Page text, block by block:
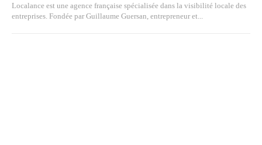
Localance est une agence française spécialisée dans la visibilité locale des
entreprises. Fondée par Guillaume Guersan, entrepreneur et...